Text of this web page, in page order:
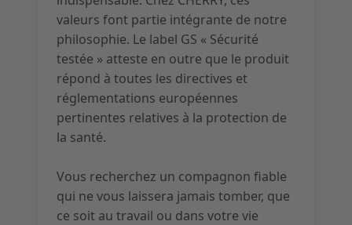
valeurs font partie intégrante de notre
philosophie. Le label GS « Sécurité
testée » atteste en outre que le produit
répond à toutes les directives et
réglementations européennes
pertinentes relatives à la protection de
la santé.
Vous recherchez un compagnon fiable
qui ne vous laissera jamais tomber, que
ce soit au travail ou dans votre vie